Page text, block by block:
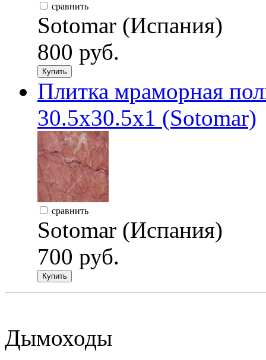
сравнить
Sotomar (Испания)
800 руб.
Купить
Плитка мраморная
30.5х30.5х1 (Sotomar)
сравнить
Sotomar (Испания)
700 руб.
Купить
Дымоходы